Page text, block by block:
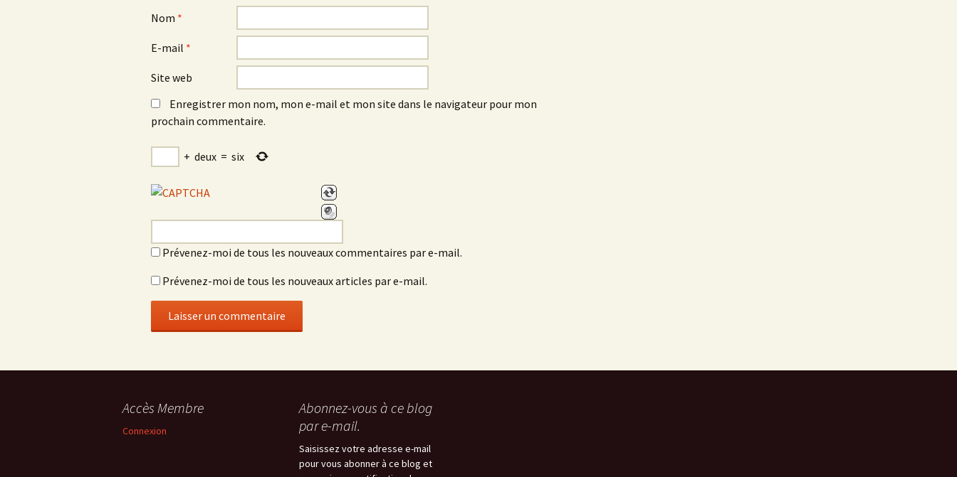
Nom *
E-mail *
Site web
Enregistrer mon nom, mon e-mail et mon site dans le navigateur pour mon
prochain commentaire.
+ deux = six
Prévenez-moi de tous les nouveaux commentaires par e-mail.
Prévenez-moi de tous les nouveaux articles par e-mail.
Accès Membre
Connexion
Abonnez-vous à ce blog
par e-mail.
Saisissez votre adresse e-mail
pour vous abonner à ce blog et